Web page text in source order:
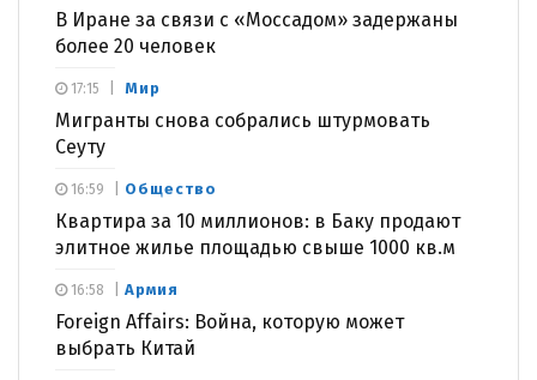
В Иране за связи с «Моссадом» задержаны
более 20 человек
Мир
Мигранты снова собрались штурмовать
Сеуту
17:15
Общество
Квартира за 10 миллионов: в Баку продают
элитное жилье площадью свыше 1000 кв.м
16:59
Армия
Foreign Affairs: Война, которую может
выбрать Китай
16:58